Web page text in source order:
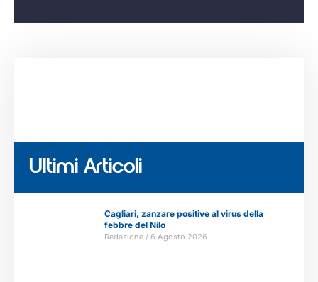
Ultimi Articoli
Cagliari, zanzare positive al virus della
febbre del Nilo
Redazione 6 Agosto 2026